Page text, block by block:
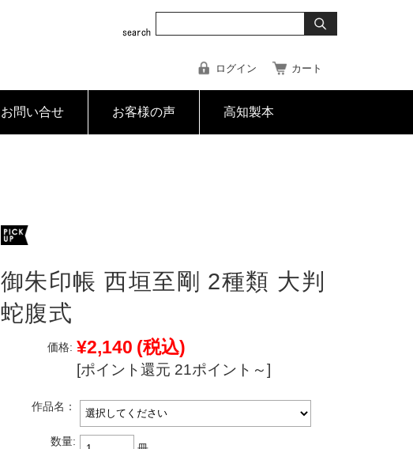
ログイン カート
お問い合せ お客様の声 高知製本
御朱印帳 西垣至剛 2種類 大判
蛇腹式
価格: ¥2,140 (税込)
[ポイント還元 21ポイント～]
作品名：
数量: